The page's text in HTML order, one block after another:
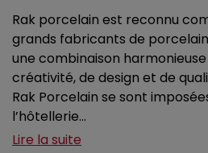
Rak porcelain est reconnu
grands fabricants de
une combinaison
créativité, de design et de
Rak Porcelain se sont
l’hôtellerie...
Lire la suite